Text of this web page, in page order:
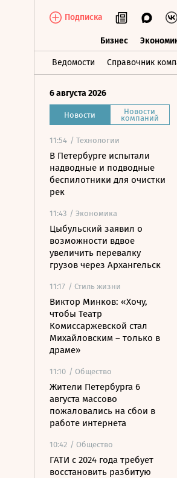
Подписка
Бизнес
Ведомости Справочник
Бизнес
6 августа 2026
Новости Новости
компаний
11:54 / Технологии
В Петербурге испытали
надводные и подводные
беспилотники для очистки
рек
11:43 / Экономика
Цыбульский заявил о
возможности вдвое
увеличить перевалку
грузов через Архангельск
11:17 / Стиль жизни
Виктор Минков: «Хочу,
чтобы Театр
Комиссаржевской стал
Михайловским – только в
драме»
11:10 / Общество
Жители Петербурга 6
августа массово
пожаловались на сбои в
работе интернета
10:42 / Общество
ГАТИ с 2024 года требует
восстановить разбитую